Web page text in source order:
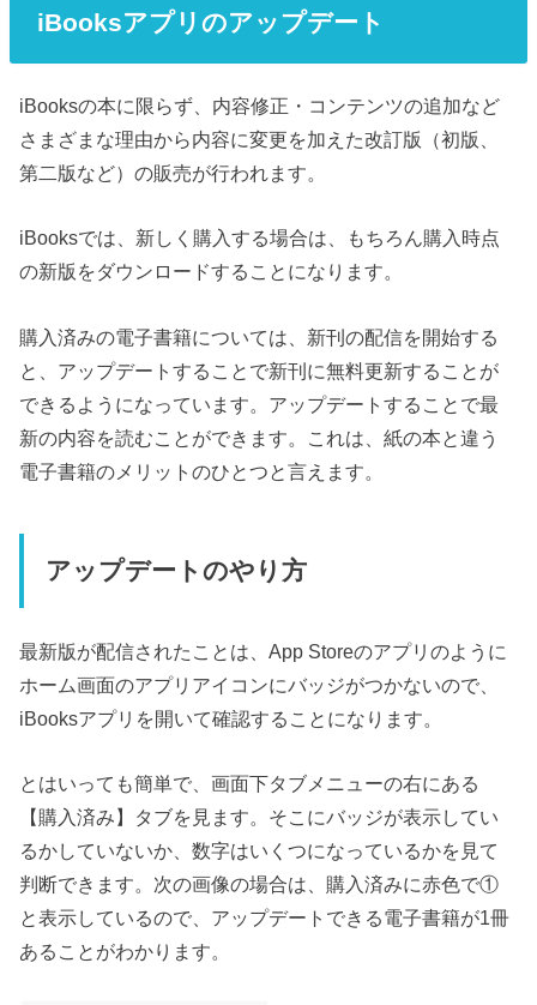
iBooksアプリのアップデート
iBooksの本に限らず、内容修正・コンテンツの追加など
さまざまな理由から内容に変更を加えた改訂版（初版、
第二版など）の販売が行われます。
iBooksでは、新しく購入する場合は、もちろん購入時点
の新版をダウンロードすることになります。
購入済みの電子書籍については、新刊の配信を開始する
と、アップデートすることで新刊に無料更新することが
できるようになっています。アップデートすることで最
新の内容を読むことができます。これは、紙の本と違う
電子書籍のメリットのひとつと言えます。
アップデートのやり方
最新版が配信されたことは、App Storeのアプリのように
ホーム画面のアプリアイコンにバッジがつかないので、
iBooksアプリを開いて確認することになります。
とはいっても簡単で、画面下タブメニューの右にある
【購入済み】タブを見ます。そこにバッジが表示してい
るかしていないか、数字はいくつになっているかを見て
判断できます。次の画像の場合は、購入済みに赤色で①
と表示しているので、アップデートできる電子書籍が1冊
あることがわかります。